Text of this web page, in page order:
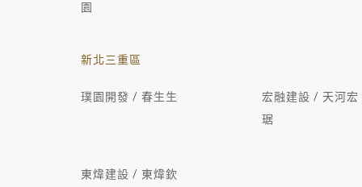
園
新北三重區
璞園開發 / 春生生
宏融建設 / 天河宏
琚
東煒建設 / 東煒欽